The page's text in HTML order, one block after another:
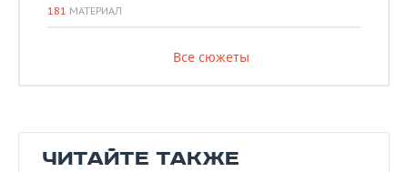
181 МАТЕРИАЛ
Все сюжеты
ЧИТАЙТЕ ТАКЖЕ